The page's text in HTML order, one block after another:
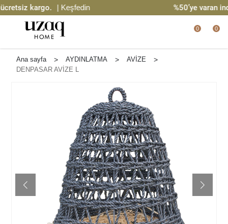
kargo. | Keşfedin %50’ye varan
0 0
Ana sayfa > AYDINLATMA > AVİZE >
DENPASAR AVİZE L